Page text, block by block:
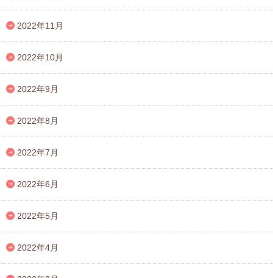
2022年11月
2022年10月
2022年9月
2022年8月
2022年7月
2022年6月
2022年5月
2022年4月